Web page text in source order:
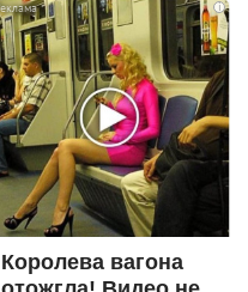
i
Королева вагона